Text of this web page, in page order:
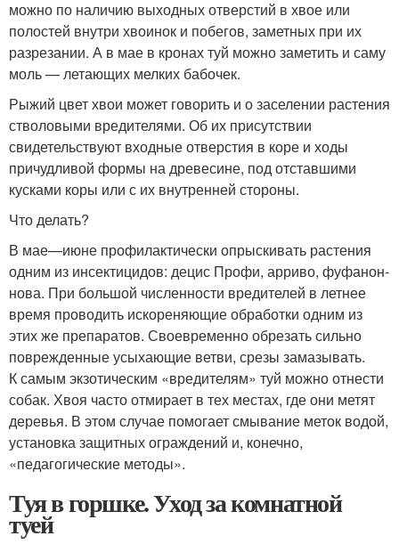
можно по наличию выходных отверстий в хвое или
полостей внутри хвоинок и побегов, заметных при их
разрезании. А в мае в кронах туй можно заметить и саму
моль — летающих мелких бабочек.
Рыжий цвет хвои может говорить и о заселении растения
стволовыми вредителями. Об их присутствии
свидетельствуют входные отверстия в коре и ходы
причудливой формы на древесине, под отставшими
кусками коры или с их внутренней стороны.
Что делать?
В мае—июне профилактически опрыскивать растения
одним из инсектицидов: децис Профи, арриво, фуфанон-
нова. При большой численности вредителей в летнее
время проводить искореняющие обработки одним из
этих же препаратов. Своевременно обрезать сильно
поврежденные усыхающие ветви, срезы замазывать.
К самым экзотическим «вредителям» туй можно отнести
собак. Хвоя часто отмирает в тех местах, где они метят
деревья. В этом случае помогает смывание меток водой,
установка защитных ограждений и, конечно,
«педагогические методы».
Туя в горшке. Уход за комнатной
туей